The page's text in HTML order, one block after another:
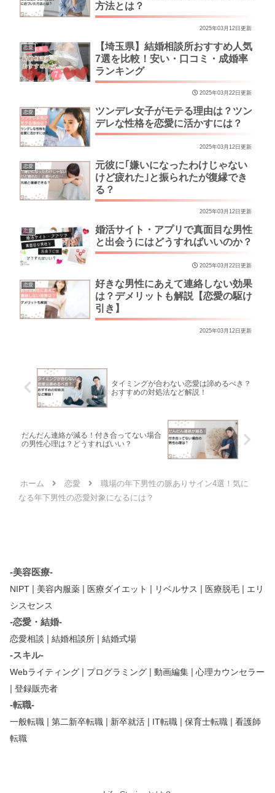
方法とは？
2025年03月12日更新
恋愛
【埼玉県】結婚相談所おすすめ人気
7選を比較！安い・口コミ・成婚率
ランキング
2025年03月22日更新
恋愛
ツンデレ女子がモテる理由は？ツン
デレな性格を恋愛に活かすには？
2025年03月12日更新
恋愛
元彼に｢嫌いになったわけじゃない
けど疲れた｣と振られたが復縁でき
る？
2025年03月12日更新
恋愛
婚活サイト・アプリで真面目な男性
と出会うにはどうすればいいのか？
2025年03月22日更新
恋愛
好きな男性にあえて連絡しない効果
は？デメリットも解説【恋愛の駆け
引き】
2025年03月12日更新
タイミングが合わない恋愛は諦めるべき？
おすすめの対処法など解説！
だんだん連絡が減る！付き合ってない場合
の男性心理は？どうすればいい？
ホーム 恋愛
職場の年下男性の脈ありサイン4選！気に
なる年下男性の恋愛対象になるには？
-美容医療-
NIPT | 美容内服薬 | 医療ダイエット | リベルサス | 医療脱毛 | エリ
シスセンス
-恋愛・結婚-
恋愛相談 | 結婚相談所 | 結婚式場
-スキル-
Webライティング | プログラミング | 動画編集 | 心理カウンセラー
| 登録販売者
-転職-
一般転職 | 第二新卒転職 | 新卒就活 | IT転職 | 保育士転職 | 看護師
転職